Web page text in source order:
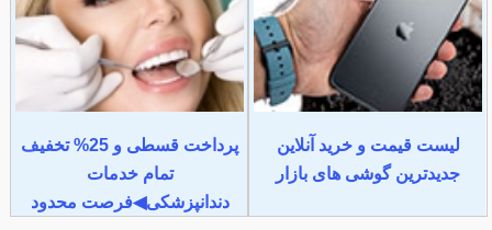
لیست قیمت و خرید آنلاین
جدیدترین گوشی های بازار
پرداخت قسطی و 25% تخفیف
تمام خدمات
دندانپزشکی◀فرصت محدود